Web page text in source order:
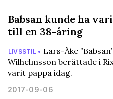
Babsan kunde ha
till en 38-åring
LIVSSTIL • Lars-Åke ”Babsan”
Wilhelmsson berättade i
varit pappa idag.
2017-09-06